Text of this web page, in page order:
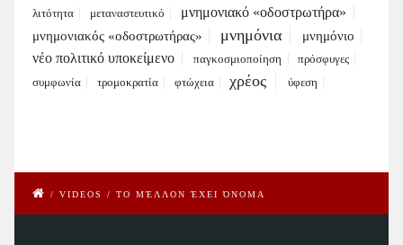
λιτότητα μεταναστευτικό μνημονιακό «οδοστρωτήρα»
μνημονιακός «οδοστρωτήρας» μνημόνια μνημόνιο
νέο πολιτικό υποκείμενο παγκοσμιοποίηση
πρόσφυγες
συμφωνία
τρομοκρατία φτώχεια χρέος ύφεση
/ VIDEOS / ΤΟ ΜΈΛΛΟΝ ΈΧΕΙ ΌΝΟΜΑ